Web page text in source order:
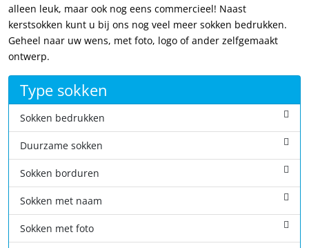
alleen leuk, maar ook nog eens commercieel! Naast
kerstsokken kunt u bij ons nog veel meer sokken bedrukken.
Geheel naar uw wens, met foto, logo of ander zelfgemaakt
ontwerp.
Type sokken
Sokken bedrukken
Duurzame sokken
Sokken borduren
Sokken met naam
Sokken met foto